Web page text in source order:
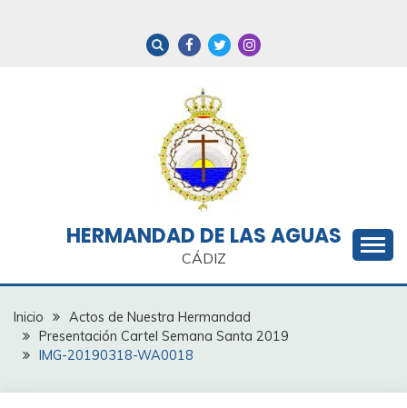
HERMANDAD DE LAS AGUAS
CÁDIZ
Inicio
Actos de Nuestra Hermandad
Presentación Cartel Semana Santa 2019
IMG-20190318-WA0018